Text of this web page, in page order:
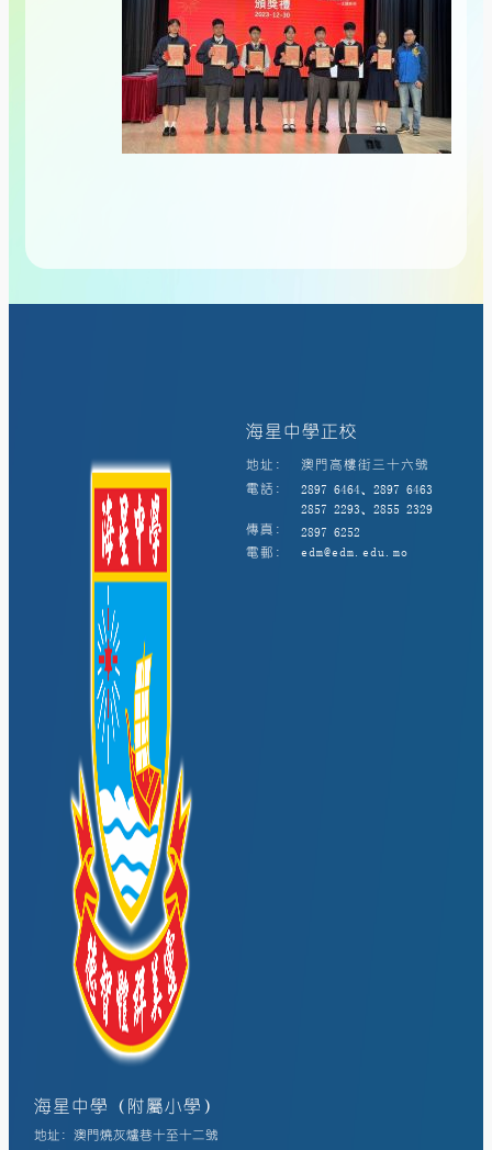
海星中學正校
地址:
澳門高樓街三十六號
電話:
2897 6464、2897 6463
2857 2293、2855 2329
傳真:
2897 6252
電郵:
edm@edm.edu.mo
海星中學（附屬小學）
地址: 澳門燒灰爐巷十至十二號